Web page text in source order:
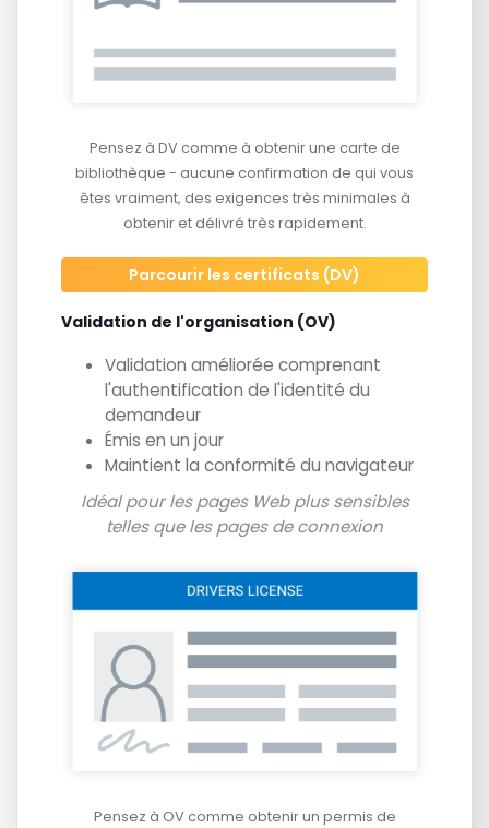
Pensez à DV comme à obtenir une carte de
bibliothèque - aucune confirmation de qui vous
êtes vraiment, des exigences très minimales à
obtenir et délivré très rapidement.
Parcourir les certificats (DV)
Validation de l'organisation (OV)
Validation améliorée comprenant
l'authentification de l'identité du
demandeur
Émis en un jour
Maintient la conformité du navigateur
Idéal pour les pages Web plus sensibles
telles que les pages de connexion
Pensez à OV comme obtenir un permis de